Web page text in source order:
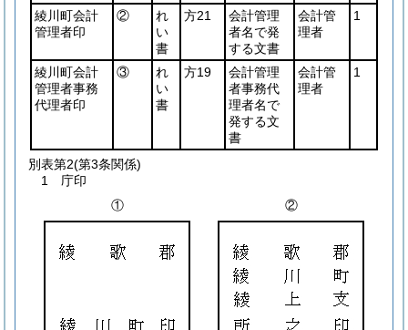
綾川町会計
管理者印
②
れ
い
書
方21
会計管理
者名で発
する文書
会計管
理者
1
綾川町会計
管理者事務
代理者印
③
れ
い
書
方19
会計管理
者事務代
理者名で
発する文
書
会計管
理者
1
別表第2(第3条関係)
1 庁印
①
②